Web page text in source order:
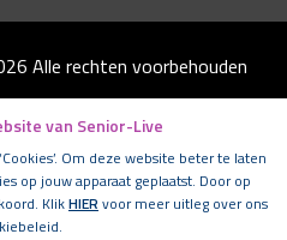
Alle rechten voorbehouden
voorwaarden
van Senior-Live
Om deze website beter te laten
op jouw apparaat geplaatst. Door op
KlikHIER voor meer uitleg over ons